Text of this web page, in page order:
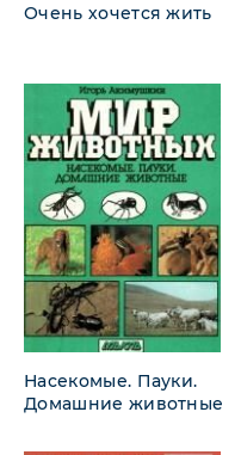
Очень хочется жить
Насекомые. Пауки.
Домашние животные